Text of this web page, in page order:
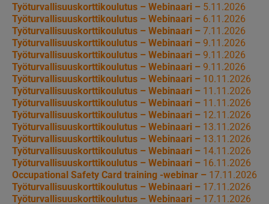
Työturvallisuuskorttikoulutus – Webinaari – 5.11.2026
Työturvallisuuskorttikoulutus – Webinaari – 6.11.2026
Työturvallisuuskorttikoulutus – Webinaari – 7.11.2026
Työturvallisuuskorttikoulutus – Webinaari – 9.11.2026
Työturvallisuuskorttikoulutus – Webinaari – 9.11.2026
Työturvallisuuskorttikoulutus – Webinaari – 9.11.2026
Työturvallisuuskorttikoulutus – Webinaari – 10.11.2026
Työturvallisuuskorttikoulutus – Webinaari – 11.11.2026
Työturvallisuuskorttikoulutus – Webinaari – 11.11.2026
Työturvallisuuskorttikoulutus – Webinaari – 12.11.2026
Työturvallisuuskorttikoulutus – Webinaari – 13.11.2026
Työturvallisuuskorttikoulutus – Webinaari – 13.11.2026
Työturvallisuuskorttikoulutus – Webinaari – 14.11.2026
Työturvallisuuskorttikoulutus – Webinaari – 16.11.2026
Occupational Safety Card training -webinar – 17.11.2026
Työturvallisuuskorttikoulutus – Webinaari – 17.11.2026
Työturvallisuuskorttikoulutus – Webinaari – 17.11.2026